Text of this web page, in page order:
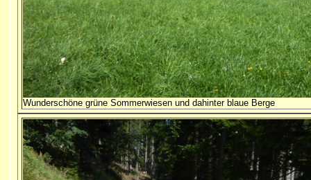
Wunderschöne grüne Sommerwiesen und dahinter blaue Berge